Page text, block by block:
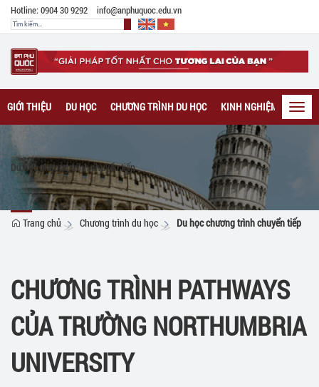
Hotline: 0904 30 9292 info@anphuquoc.edu.vn
GIỚI THIỆU DU HỌC CHƯƠNG TRÌNH DU HỌC KINH NGHIỆM DU HỌC
Du học chương trình chuyển tiếp
Trang chủ Chương trình du học Du học chương trình chuyển tiếp
CHƯƠNG TRÌNH PATHWAYS
CỦA TRƯỜNG NORTHUMBRIA
UNIVERSITY